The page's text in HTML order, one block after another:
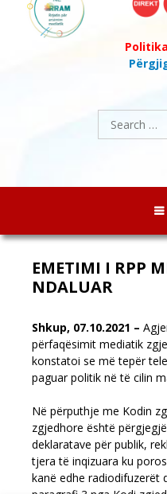
Search
for:
EMETIMI I RPP
NDALUAR
Shkup, 07.10.2021 –
përfaqësimit mediatik
konstatoi se më tepër
paguar politik në të cilin
Në përputhje me Kodin
zgjedhore është
deklaratave për publik,
tjera të inqizuara ku
kanë edhe radiodifuzerët